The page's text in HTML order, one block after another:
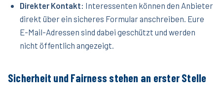
Direkter Kontakt: Interessenten können den Anbieter
direkt über ein sicheres Formular anschreiben. Eure
E-Mail-Adressen sind dabei geschützt und werden
nicht öffentlich angezeigt.
Sicherheit und Fairness stehen an erster Stelle